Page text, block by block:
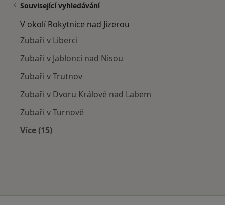
Související vyhledávání
V okolí Rokytnice nad Jizerou
Zubaři v Liberci
Zubaři v Jablonci nad Nisou
Zubaři v Trutnov
Zubaři v Dvoru Králové nad Labem
Zubaři v Turnově
Více (15)